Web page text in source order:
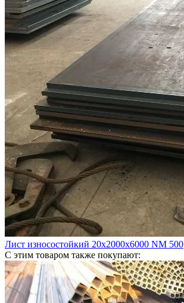
Лист износостойкий 20х2000х6000 NM 500
С этим товаром также покупают: